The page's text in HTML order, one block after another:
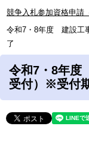
競争入札参加資格申請
令和7・8年度 建設工
了
令和7・8年
受付）※受付